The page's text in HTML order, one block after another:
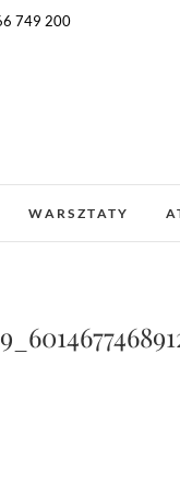
749 200
WARSZTATY